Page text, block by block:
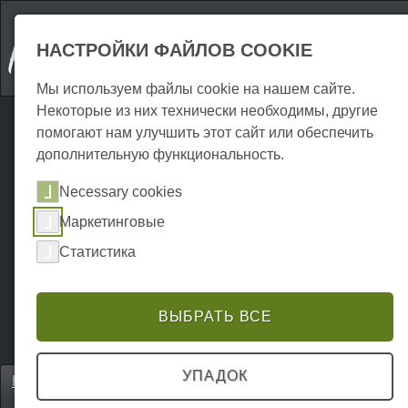
Home
Направления для экскурсий
P0024EA01930
НАСТРОЙКИ ФАЙЛОВ COOKIE
Мы используем файлы cookie на нашем сайте.
Некоторые из них технически необходимы, другие
помогают нам улучшить этот сайт или обеспечить
дополнительную функциональность.
Necessary cookies
Маркетинговые
Статистика
ВЫБРАТЬ ВСЕ
УПАДОК